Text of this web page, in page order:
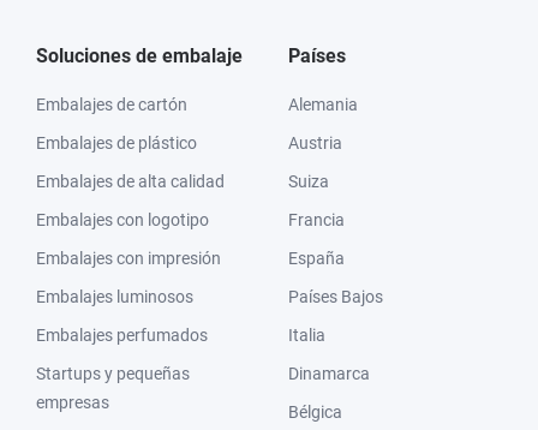
Soluciones de embalaje
Embalajes de cartón
Embalajes de plástico
Embalajes de alta calidad
Embalajes con logotipo
Embalajes con impresión
Embalajes luminosos
Embalajes perfumados
Startups y pequeñas
empresas
Países
Alemania
Austria
Suiza
Francia
España
Países Bajos
Italia
Dinamarca
Bélgica